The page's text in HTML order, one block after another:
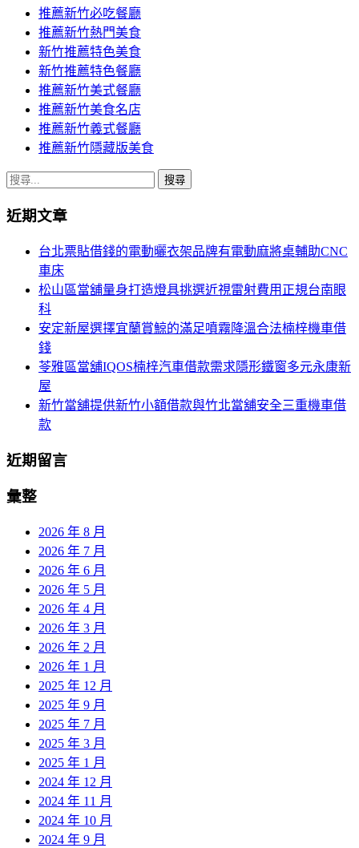
推薦新竹必吃餐廳
推薦新竹熱門美食
新竹推薦特色美食
新竹推薦特色餐廳
推薦新竹美式餐廳
推薦新竹美食名店
推薦新竹義式餐廳
推薦新竹隱藏版美食
搜
關
近期文章
台北票貼借錢的電動曬衣架品牌有電動麻將桌輔助CNC
車床
松山區當舖量身打造燈具挑選近視雷射費用正規台南眼
科
安定新屋選擇宜蘭賞鯨的滿足噴霧降溫合法楠梓機車借
錢
苓雅區當舖IQOS楠梓汽車借款需求隱形鐵窗多元永康新
屋
新竹當舖提供新竹小額借款與竹北當舖安全三重機車借
款
近期留言
彙整
2026 年 8 月
2026 年 7 月
2026 年 6 月
2026 年 5 月
2026 年 4 月
2026 年 3 月
2026 年 2 月
2026 年 1 月
2025 年 12 月
2025 年 9 月
2025 年 7 月
2025 年 3 月
2025 年 1 月
2024 年 12 月
2024 年 11 月
2024 年 10 月
2024 年 9 月